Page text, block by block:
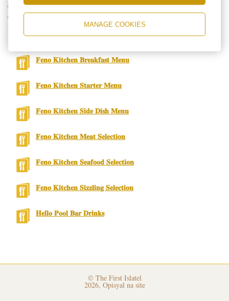
MANAGE COOKIES
exceptional setting. Your table is ready, and we can't wait to make your
day special.
Eat up and cheers!
𝐅𝐞𝐧𝐨 𝐊𝐢𝐭𝐜𝐡𝐞𝐧 𝐁𝐫𝐞𝐚𝐤𝐟𝐚𝐬𝐭 𝐌𝐞𝐧𝐮
𝐅𝐞𝐧𝐨 𝐊𝐢𝐭𝐜𝐡𝐞𝐧 𝐒𝐭𝐚𝐫𝐭𝐞𝐫 𝐌𝐞𝐧𝐮
𝐅𝐞𝐧𝐨 𝐊𝐢𝐭𝐜𝐡𝐞𝐧 𝐒𝐢𝐝𝐞 𝐃𝐢𝐬𝐡 𝐌𝐞𝐧𝐮
𝐅𝐞𝐧𝐨 𝐊𝐢𝐭𝐜𝐡𝐞𝐧 𝐌𝐞𝐚𝐭 𝐒𝐞𝐥𝐞𝐜𝐭𝐢𝐨𝐧
𝐅𝐞𝐧𝐨 𝐊𝐢𝐭𝐜𝐡𝐞𝐧 𝐒𝐞𝐚𝐟𝐨𝐨𝐝 𝐒𝐞𝐥𝐞𝐜𝐭𝐢𝐨𝐧
𝐅𝐞𝐧𝐨 𝐊𝐢𝐭𝐜𝐡𝐞𝐧 𝐒𝐢𝐳𝐳𝐥𝐢𝐧𝐠 𝐒𝐞𝐥𝐞𝐜𝐭𝐢𝐨𝐧
𝐇𝐞𝐥𝐥𝐨 𝐏𝐨𝐨𝐥 𝐁𝐚𝐫 𝐃𝐫𝐢𝐧𝐤𝐬
© The First Islatel
2026, Opisyal na site